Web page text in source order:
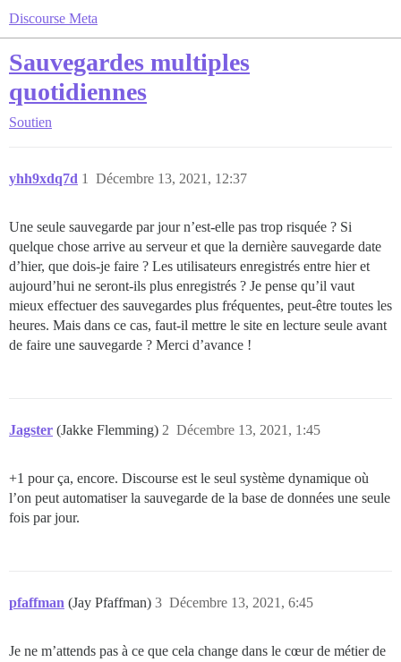
Discourse Meta
Sauvegardes multiples
quotidiennes
Soutien
yhh9xdq7d Décembre 13, 2021, 12:37
1
Une seule sauvegarde par jour n’est-elle pas trop risquée ? Si
quelque chose arrive au serveur et que la dernière sauvegarde date
d’hier, que dois-je faire ? Les utilisateurs enregistrés entre hier et
aujourd’hui ne seront-ils plus enregistrés ? Je pense qu’il vaut
mieux effectuer des sauvegardes plus fréquentes, peut-être toutes les
heures. Mais dans ce cas, faut-il mettre le site en lecture seule avant
de faire une sauvegarde ? Merci d’avance !
Jagster (Jakke Flemming) Décembre 13, 2021, 1:45
2
+1 pour ça, encore. Discourse est le seul système dynamique où
l’on peut automatiser la sauvegarde de la base de données une seule
fois par jour.
pfaffman (Jay Pfaffman) Décembre 13, 2021, 6:45
3
Je ne m’attends pas à ce que cela change dans le cœur de métier de